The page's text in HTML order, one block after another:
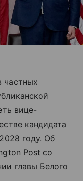
частных
вице-
кандидата
году. Об
Post со
главы Белого